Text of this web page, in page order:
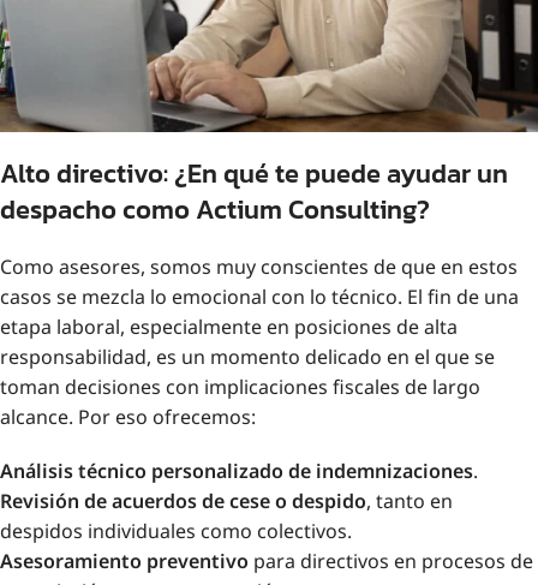
Alto directivo: ¿En qué te puede ayudar un
despacho como Actium Consulting?
Como asesores, somos muy conscientes de que en estos
casos se mezcla lo emocional con lo técnico. El fin de una
etapa laboral, especialmente en posiciones de alta
responsabilidad, es un momento delicado en el que se
toman decisiones con implicaciones fiscales de largo
alcance. Por eso ofrecemos:
Análisis técnico personalizado de indemnizaciones.
Revisión de acuerdos de cese o despido, tanto en
despidos individuales como colectivos.
Asesoramiento preventivo para directivos en procesos de